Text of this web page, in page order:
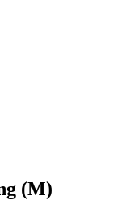
(M)